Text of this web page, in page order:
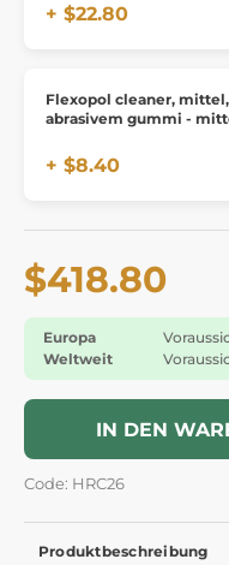
+ $22.80
Flexopol cleaner,
abrasivem gummi -
+ $8.40
$418.80
Europa
Weltweit
IN DEN
Code: HRC26
Produktbeschreibung